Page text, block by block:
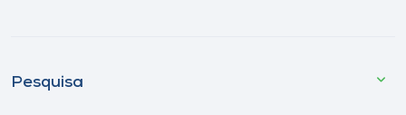
Pesquisa